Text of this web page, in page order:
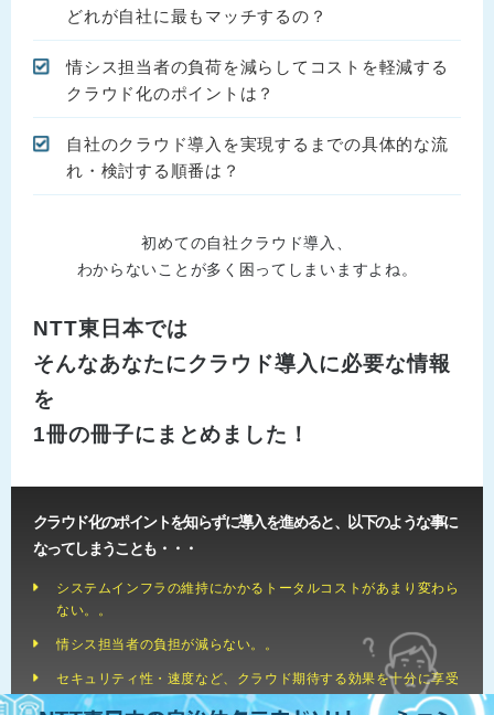
どれが自社に最もマッチするの？
情シス担当者の負荷を減らしてコストを軽減する
クラウド化のポイントは？
自社のクラウド導入を実現するまでの具体的な流
れ・検討する順番は？
初めての自社クラウド導入、
わからないことが多く困ってしまいますよね。
NTT東日本では
そんなあなたにクラウド導入に必要な情報
を
1冊の冊子にまとめました！
クラウド化のポイントを知らずに導入を進めると、以下のような事に
なってしまうことも・・・
システムインフラの維持にかかるトータルコストがあまり変わら
ない。。
情シス担当者の負担が減らない。。
セキュリティ性・速度など、クラウド期待する効果を十分に享受
できない。。